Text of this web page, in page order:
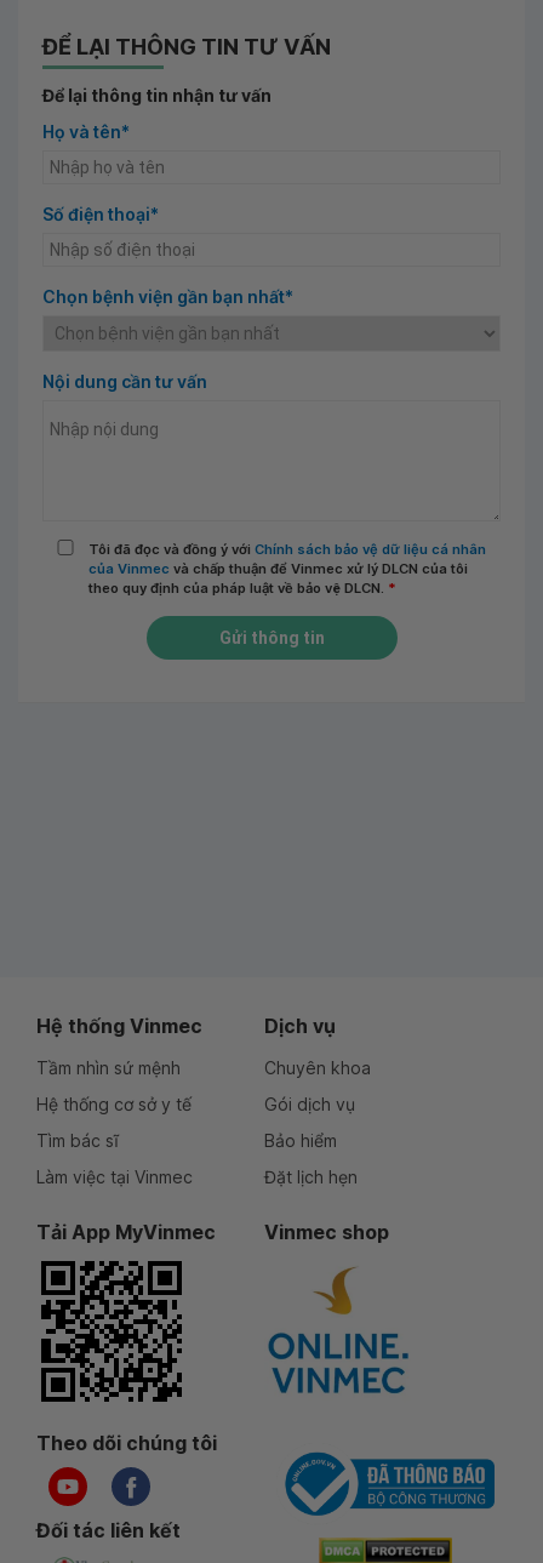
ĐỂ LẠI THÔNG TIN TƯ VẤN
Để lại thông tin nhận tư vấn
Họ và tên*
Số điện thoại*
Chọn bệnh viện gần bạn nhất*
Nội dung cần tư vấn
Tôi đã đọc và đồng ý với Chính sách bảo vệ dữ liệu cá nhân
của Vinmec và chấp thuận để Vinmec xử lý DLCN của tôi
theo quy định của pháp luật về bảo vệ DLCN. *
Gửi thông tin
Hệ thống Vinmec
Tầm nhìn sứ mệnh
Hệ thống cơ sở y tế
Tìm bác sĩ
Làm việc tại Vinmec
Dịch vụ
Chuyên khoa
Gói dịch vụ
Bảo hiểm
Đặt lịch hẹn
Tải App MyVinmec Vinmec shop
Theo dõi chúng tôi
Đối tác liên kết